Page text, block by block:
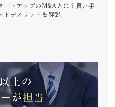
ートアップのM&Aとは？買い手
トデメリットを解説